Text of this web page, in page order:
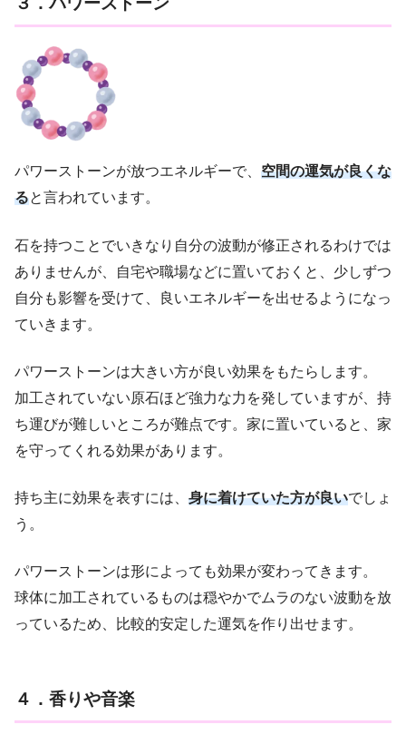
パワーストーンが放つエネルギーで、 空間の運気が良くな
ると言われています。
石を持つことでいきなり自分の波動が修正されるわけでは
ありませんが、自宅や職場などに置いておくと、少しずつ
自分も影響を受けて、良いエネルギーを出せるようになっ
ていきます。
パワーストーンは大きい方が良い効果をもたらします。
加工されていない原石ほど強力な力を発していますが、持
ち運びが難しいところが難点です。家に置いていると、家
を守ってくれる効果があります。
持ち主に効果を表すには、 身に着けていた方が良いでしょ
う。
パワーストーンは形によっても効果が変わってきます。
球体に加工されているものは穏やかでムラのない波動を放
っているため、比較的安定した運気を作り出せます。
４．香りや音楽